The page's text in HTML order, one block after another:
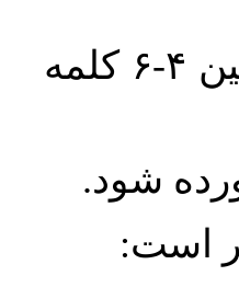
واژگان کلیدی بلافاصله پس از چکیده فارسی و انگلیسی و بین ۴-۶ کلمه
شود.
است: